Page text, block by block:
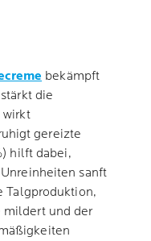
bekämpft
die
wirkt
gereizte
hilft dabei,
sanft
Talgproduktion,
mildert und der